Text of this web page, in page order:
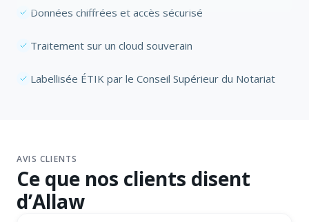
Données chiffrées et accès sécurisé
Traitement sur un cloud souverain
Labellisée ÉTIK par le Conseil Supérieur du Notariat
AVIS CLIENTS
Ce que nos clients disent
d’Allaw